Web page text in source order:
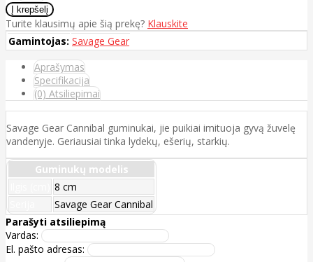
Turite klausimų apie šią prekę? Klauskite
Gamintojas: Savage Gear
Aprašymas
Specifikacija
(0) Atsiliepimai
Savage Gear Cannibal guminukai, jie puikiai imituoja gyvą žuvelę
vandenyje. Geriausiai tinka lydekų, ešerių, starkių.
Guminukų modelis
8 cm
Savage Gear Cannibal
Parašyti atsiliepimą
Vardas:
El. pašto adresas: